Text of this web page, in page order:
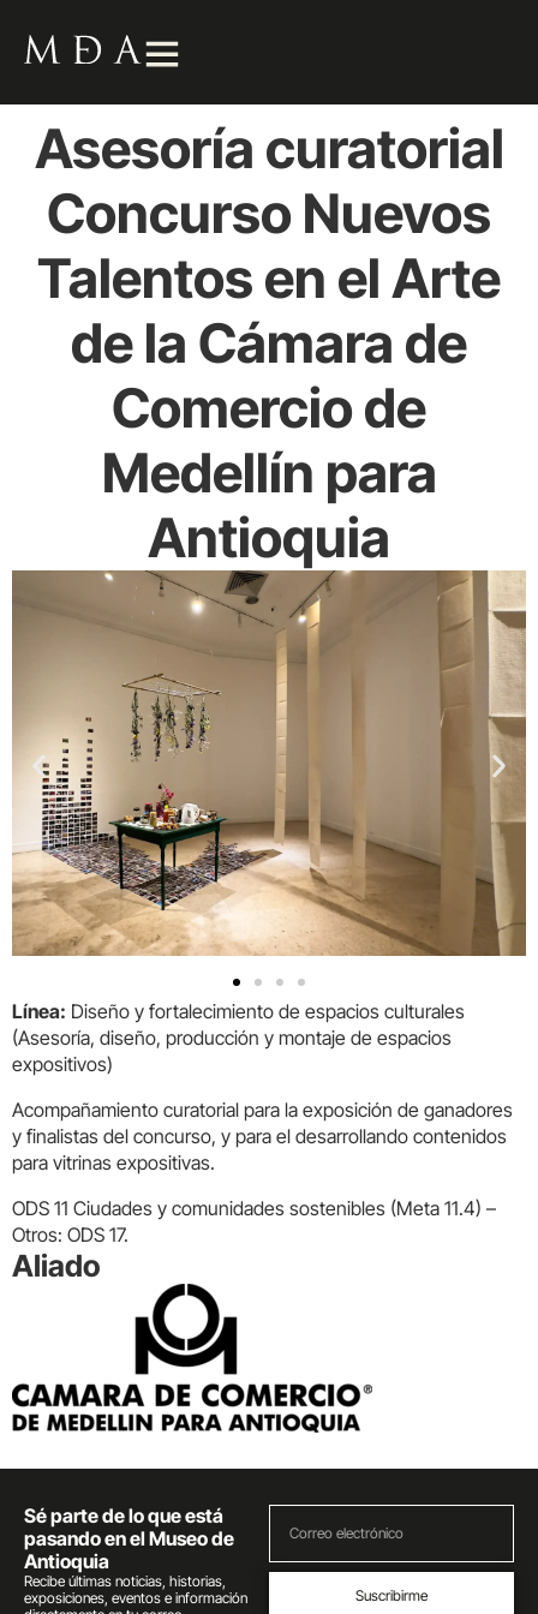
Asesoría curatorial
Concurso Nuevos
Talentos en el Arte
de la Cámara de
Comercio de
Medellín para
Antioquia
Línea: Diseño y fortalecimiento de espacios culturales
(Asesoría, diseño, producción y montaje de espacios
expositivos)
Acompañamiento curatorial para la exposición de ganadores
y finalistas del concurso, y para el desarrollando contenidos
para vitrinas expositivas.
ODS 11 Ciudades y comunidades sostenibles (Meta 11.4) –
Otros: ODS 17.
Aliado
Sé parte de lo que está
pasando en el Museo de
Antioquia
Recibe últimas noticias, historias,
exposiciones, eventos e información
Suscribirme